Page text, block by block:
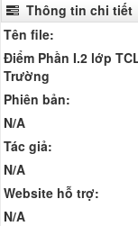
Thông tin chi tiết
Tên file:
Điểm Phần I.2 lớp
Trường
Phiên bản:
N/A
Tác giả:
N/A
Website hỗ trợ:
N/A